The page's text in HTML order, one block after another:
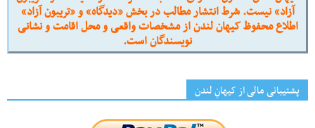
آزاد» نیست. شرط انتشار مطالب در بخش «دیدگاه» و «تریبون آزاد»
اطلاع محفوظ کیهان لندن از مشخصات واقعی و محل اقامت و نشانی
نویسندگان است.
پشتیبانی مالی از کیهانِ لندن